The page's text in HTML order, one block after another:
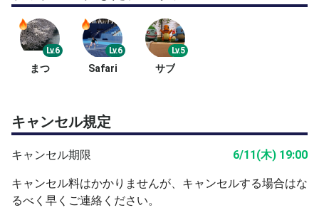
Lv.6
まつ
Lv.6
Safari
Lv.5
サブ
キャンセル規定
キャンセル期限 6/11(木) 19:00
キャンセル料はかかりませんが、キャンセルする場合はな
るべく早くご連絡ください。